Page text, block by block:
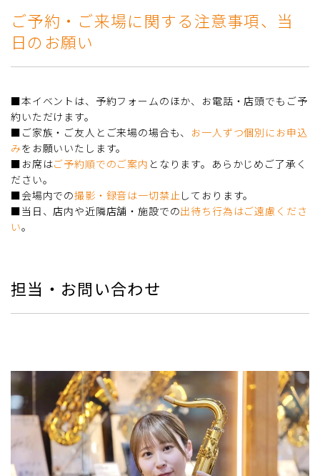
ご予約・ご来場に関する注意事項、当
日のお願い
■本イベントは、予約フォームのほか、お電話・店頭でもご予
約いただけます。
■ご家族・ご友人とご来場の場合も、 お一人ずつ個別にお申込
みをお願いいたします。
■お席はご予約順でのご案内 となります。あらかじめご了承く
ださい。
■会場内での撮影・録音は一切禁止しております。
■当日、店内や近隣店舗・施設での出待ち行為はご遠慮くださ
い。
担当・お問い合わせ